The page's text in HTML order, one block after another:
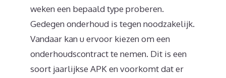
weken een bepaald type proberen.
Gedegen onderhoud is tegen noodzakelijk.
Vandaar kan u ervoor kiezen om een
onderhoudscontract te nemen. Dit is een
soort jaarlijkse APK en voorkomt dat er